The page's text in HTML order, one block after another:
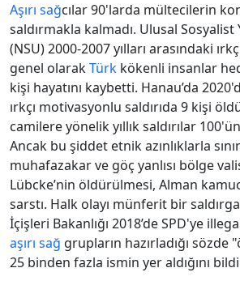
Aşırı sağcılar 90'larda mültecilerin
saldırmakla kalmadı. Ulusal
(NSU) 2000-2007 yılları arasındaki
genel olarakTürk kökenli insanlar
kişi hayatını kaybetti. Hanau’da
ırkçı motivasyonlu saldırıda 9 kişi
camilere yönelik yıllık saldırılar
Ancak bu şiddet etnik azınlıklarla
muhafazakar ve göç yanlısı bölge
Lübcke’nin öldürülmesi, Alman
sarstı. Halk olayı münferit bir
İçişleri Bakanlığı 2018’de SPD'ye
aşırı sağ grupların hazırladığı
25 binden fazla ismin yer aldığını